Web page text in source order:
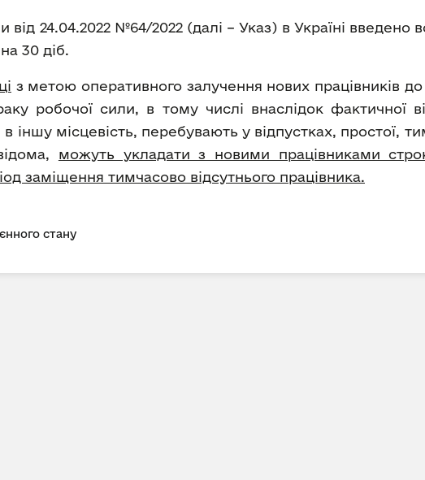
від 24.04.2022 №64/2022 (далі – Указ) в Україні введено
30 діб.
з метою оперативного залучення нових працівників
робочої сили, в тому числі внаслідок фактичної
іншу місцевість, перебувають у відпустках, простої,
можуть укладати з новими працівниками
заміщення тимчасово відсутнього працівника.
стану